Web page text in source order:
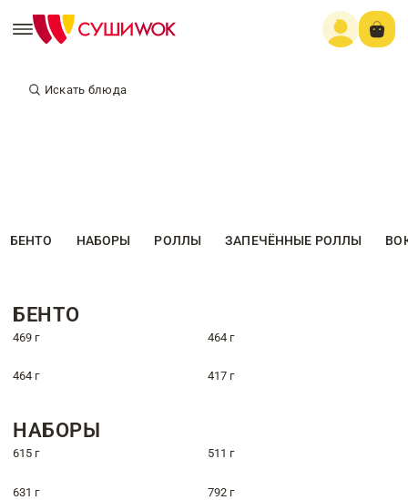
Искать блюда
БЕНТО НАБОРЫ РОЛЛЫ ЗАПЕЧЁННЫЕ РОЛЛЫ
БЕНТО
469 г 464 г
464 г 417 г
НАБОРЫ
615 г 511 г
631 г 792 г